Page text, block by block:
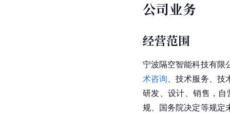
公司业务
经营范围
宁波隔空智能科技有限
术咨询 、技术服务、
研发、设计、销售，
规、国务院决定等规定